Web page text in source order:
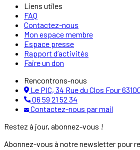
Liens utiles
FAQ
Contactez-nous
Mon espace membre
Espace presse
Rapport d’activités
Faire un don
Rencontrons-nous
Le PIC, 34 Rue du Clos Four
06 59 21 52 34
Contactez-nous par mail
Restez à jour, abonnez-vous !
Abonnez-vous à notre newsletter pour